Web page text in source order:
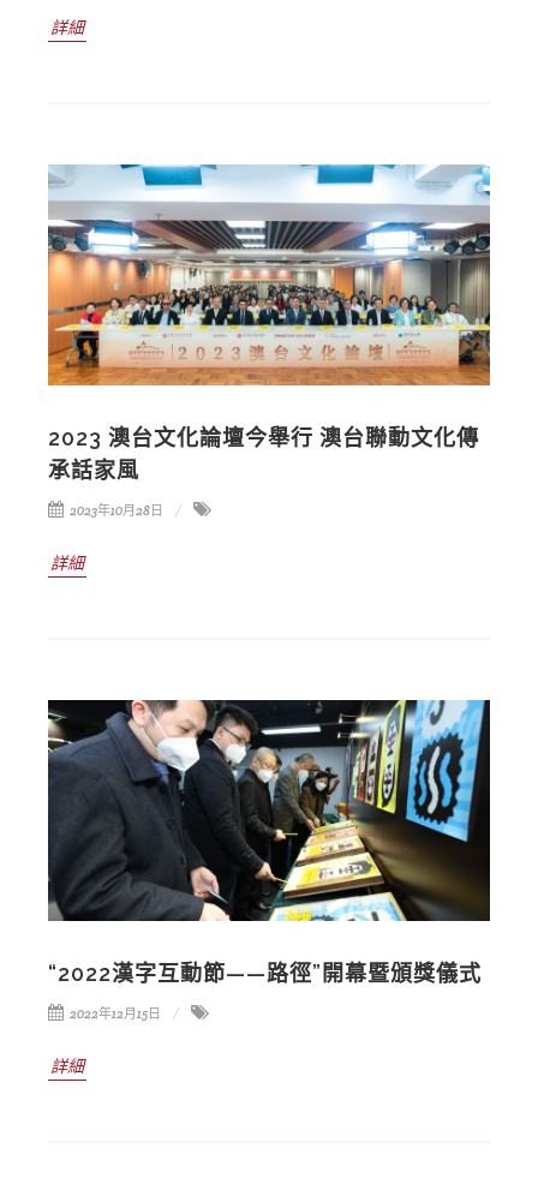
詳細
2023 澳台文化論壇今舉行 澳台聯動文化傳
承話家風
2023年10月28日
詳細
“2022漢字互動節——路徑”開幕暨頒獎儀式
2022年12月15日
詳細